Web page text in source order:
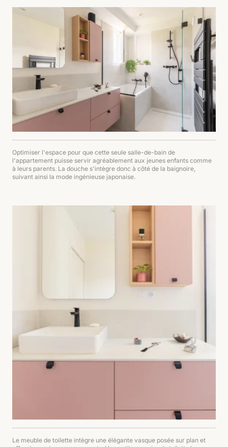
Optimiser l'espace pour que cette seule salle-de-bain de
l'appartement puisse servir agréablement aux jeunes enfants comme
à leurs parents. La douche s'intègre donc à côté de la baignoire,
suivant ainsi la mode ingénieuse japonaise.
Le meuble de toilette intègre une élégante vasque posée sur plan et